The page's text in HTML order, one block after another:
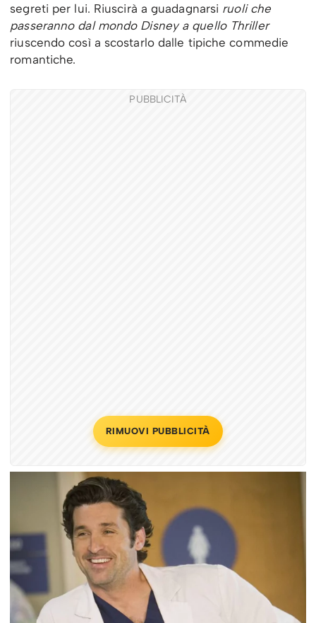
segreti per lui. Riuscirà a guadagnarsi ruoli che
passeranno dal mondo Disney a quello Thriller
riuscendo così a scostarlo dalle tipiche commedie
romantiche.
PUBBLICITÀ
RIMUOVI PUBBLICITÀ